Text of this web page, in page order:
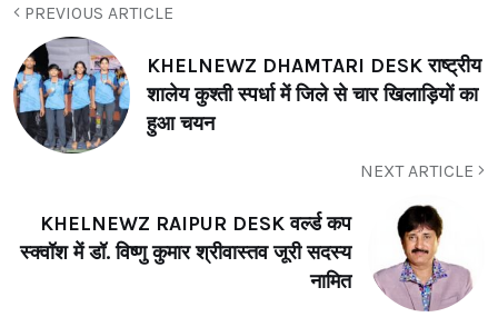
PREVIOUS ARTICLE
KHELNEWZ DHAMTARI DESK राष्ट्रीय
शालेय कुश्ती स्पर्धा में जिले से चार खिलाड़ियों का
हुआ चयन
NEXT ARTICLE
KHELNEWZ RAIPUR DESK वर्ल्ड कप
स्क्वॉश में डॉ. विष्णु कुमार श्रीवास्तव जूरी सदस्य
नामित